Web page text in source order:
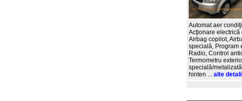
Automat aer
Acţionare electrică
Airbag copilot,
specială, Program
Radio, Control
Termometru
specială/
hinten ... alte